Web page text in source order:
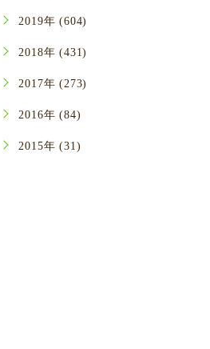
2019年 (604)
2018年 (431)
2017年 (273)
2016年 (84)
2015年 (31)